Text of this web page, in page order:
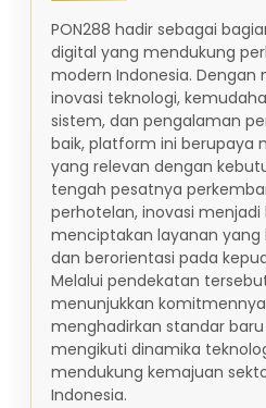
PON288 hadir sebagai
digital yang mendukung
modern Indonesia. Dengan
inovasi teknologi,
sistem, dan pengalaman
baik, platform ini berupaya
yang relevan dengan
tengah pesatnya
perhotelan, inovasi
menciptakan layanan yang
dan berorientasi pada
Melalui pendekatan
menunjukkan
menghadirkan standar
mengikuti dinamika
mendukung kemajuan
Indonesia.